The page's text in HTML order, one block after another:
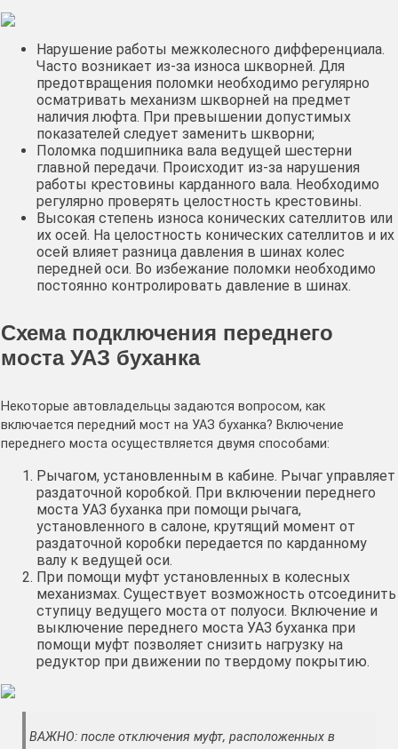
Нарушение работы межколесного дифференциала.
Часто возникает из-за износа шкворней. Для
предотвращения поломки необходимо регулярно
осматривать механизм шкворней на предмет
наличия люфта. При превышении допустимых
показателей следует заменить шкворни;
Поломка подшипника вала ведущей шестерни
главной передачи. Происходит из-за нарушения
работы крестовины карданного вала. Необходимо
регулярно проверять целостность крестовины.
Высокая степень износа конических сателлитов или
их осей. На целостность конических сателлитов и их
осей влияет разница давления в шинах колес
передней оси. Во избежание поломки необходимо
постоянно контролировать давление в шинах.
Схема подключения переднего
моста УАЗ буханка
Некоторые автовладельцы задаются вопросом, как
включается передний мост на УАЗ буханка? Включение
переднего моста осуществляется двумя способами:
Рычагом, установленным в кабине. Рычаг управляет
раздаточной коробкой. При включении переднего
моста УАЗ буханка при помощи рычага,
установленного в салоне, крутящий момент от
раздаточной коробки передается по карданному
валу к ведущей оси.
При помощи муфт установленных в колесных
механизмах. Существует возможность отсоединить
ступицу ведущего моста от полуоси. Включение и
выключение переднего моста УАЗ буханка при
помощи муфт позволяет снизить нагрузку на
редуктор при движении по твердому покрытию.
ВАЖНО: после отключения муфт, расположенных в